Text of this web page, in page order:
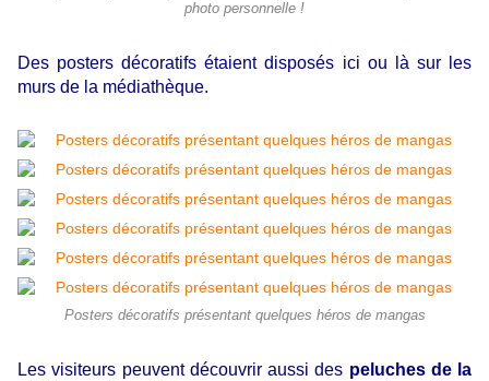
photo personnelle !
Des posters décoratifs étaient disposés ici ou là sur les
murs de la médiathèque.
Posters décoratifs présentant quelques héros de mangas
Les visiteurs peuvent découvrir aussi des peluches de la